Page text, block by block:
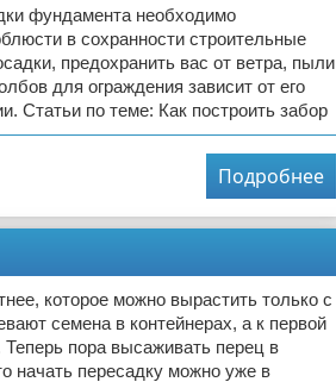
фундамента необходимо
в сохранности строительные
предохранить вас от ветра, пыли
для ограждения зависит от его
Статьи по теме: Как построить забор
Подробнее
которое можно вырастить только с
семена в контейнерах, а к первой
пора высаживать перец в
начать пересадку можно уже в